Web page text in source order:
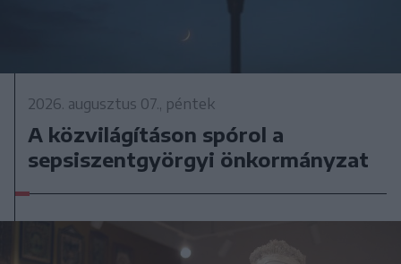
2026. augusztus 07., péntek
A közvilágításon spórol a
sepsiszentgyörgyi önkormányzat